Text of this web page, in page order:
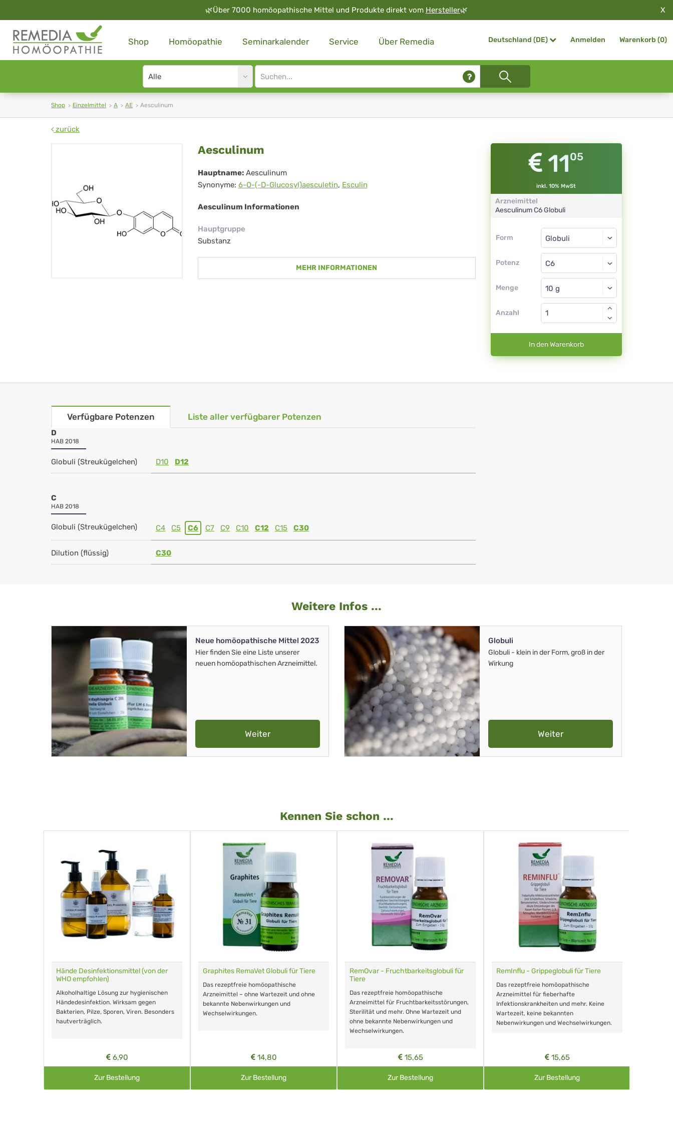
🌿Über 7000 homöopathische Mittel und Produkte direkt vom Hersteller🌿 X
Shop Homöopathie Seminarkalender Service Über Remedia Deutschland (DE) Anmelden Warenkorb (0)
Search
type
Site
search
Shop Einzelmittel A AE Aesculinum
zurück
Aesculinum
Aesculinum
Hauptname: Aesculinum
Synonyme: 6-O-(-D-Glucosyl)aesculetin, Esculin
Aesculinum Informationen
Hauptgruppe
Substanz
MEHR INFORMATIONEN
1105
inkl. 10% MwSt
Arzneimittel
AesculinumC6 Globuli
Form
Form
Potenz
Globuli
C6
Menge
Globuli
Anzahl
In den Warenkorb
Verfügbare Potenzen Liste aller verfügbarer Potenzen
D
HAB 2018
Globuli (Streukügelchen) D10 D12
C
HAB 2018
Globuli (Streukügelchen) C4 C5 C6 C7 C9 C10 C12 C15 C30
Dilution (flüssig) C30
Weitere Infos ...
Neue homöopathische Mittel 2023
Hier finden Sie eine Liste unserer
neuen homöopathischen Arzneimittel.
Weiter
Globuli
Globuli - klein in der Form, groß in der
Wirkung
Weiter
Kennen Sie schon ...
Hände Desinfektionsmittel (von der
WHO empfohlen)
Alkoholhaltige Lösung zur hygienischen
Händedesinfektion. Wirksam gegen
Bakterien, Pilze, Sporen, Viren. Besonders
hautverträglich.
6,90
Zur Bestellung
Graphites RemaVet Globuli für Tiere
Das rezeptfreie homöopathische
Arzneimittel – ohne Wartezeit und ohne
bekannte Nebenwirkungen und
Wechselwirkungen.
14,80
Zur Bestellung
RemOvar - Fruchtbarkeitsglobuli für
Tiere
Das rezeptfreie homöopathische
Arzneimittel für Fruchtbarkeitsstörungen,
Sterilität und mehr. Ohne Wartezeit und
ohne bekannte Nebenwirkungen und
Wechselwirkungen.
15,65
Zur Bestellung
RemInflu - Grippeglobuli für Tiere
Das rezeptfreie homöopathische
Arzneimittel für fieberhafte
Infektionskrankheiten und mehr. Keine
Wartezeit, keine bekannten
Nebenwirkungen und Wechselwirkungen.
15,65
Zur Bestellung